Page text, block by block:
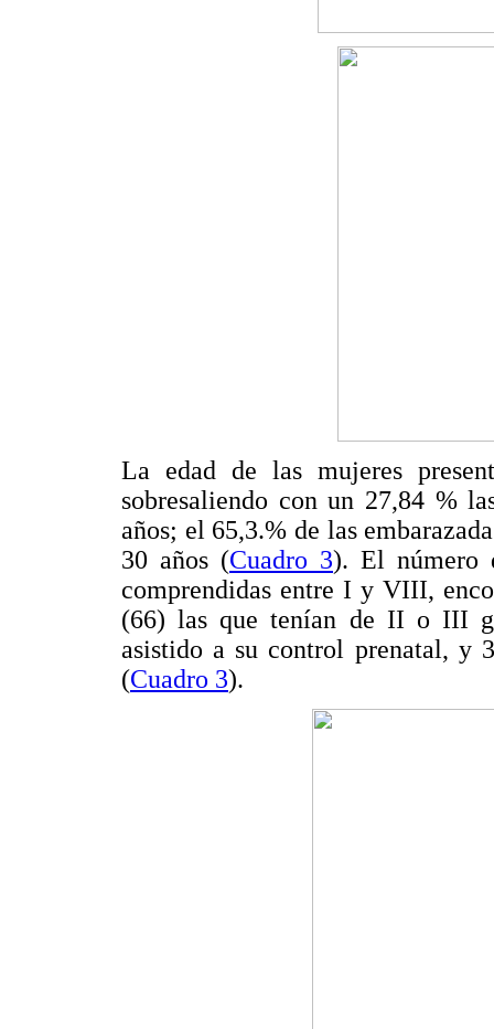
La edad de las mujeres
sobresaliendo con un 27,84 %
años; el 65,3.% de las
30 años (Cuadro 3). El número
comprendidas entre I y VIII,
(66) las que tenían de II o III
asistido a su control prenatal, y
(Cuadro 3).